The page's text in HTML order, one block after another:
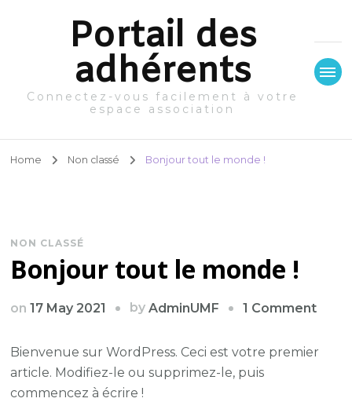
Portail des
adhérents
Connectez-vous facilement à votre
espace association
Home Non classé Bonjour tout le monde !
NON CLASSÉ
Bonjour tout le monde !
on17 May 2021 byAdminUMF 1 Commenton
tout
Bienvenue sur WordPress. Ceci est votre premier
article. Modifiez-le ou supprimez-le, puis
commencez à écrire !